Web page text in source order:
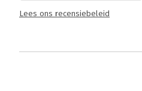
Lees ons recensiebeleid